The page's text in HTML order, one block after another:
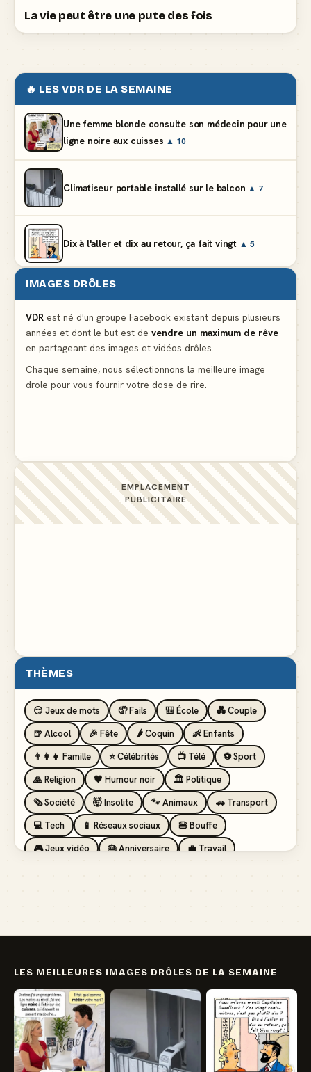
La vie peut être une pute des fois
🔥 LES VDR DE LA SEMAINE
Une femme blonde consulte son médecin pour une
ligne noire aux cuisses ▲ 10
Climatiseur portable installé sur le balcon ▲ 7
Dix à l'aller et dix au retour, ça fait vingt ▲ 5
Et vous prétendez que la lumière du frigo s'éteint
Lidl propose un climatiseur avec gants de boxe et
protège-dent offerts
IMAGES DRÔLES
VDR est né d'un groupe Facebook existant depuis plusieurs
années et dont le but est de vendre un maximum de rêve
en partageant des images et vidéos drôles.
Chaque semaine, nous sélectionnons la meilleure image
drole pour vous fournir votre dose de rire.
EMPLACEMENT
PUBLICITAIRE
THÈMES
😏 Jeux de mots 🤦 Fails 🎒 École
💑 Couple
🍺 Alcool
🎉 Fête 🌶️ Coquin
👶 Enfants
👨‍👩‍👧 Famille
⭐ Célébrités 📺 Télé
⚽ Sport
🙏 Religion
🖤 Humour noir
🏛️ Politique
🗞️ Société
🤯 Insolite 🐾 Animaux
🚗 Transport
💻 Tech
📱 Réseaux sociaux
🍔 Bouffe
🎮 Jeux vidéo
🎂 Anniversaire
💼 Travail
LES MEILLEURES IMAGES DRÔLES DE LA SEMAINE